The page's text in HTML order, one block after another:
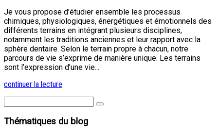
Je vous propose d’étudier ensemble les processus
chimiques, physiologiques, énergétiques et émotionnels des
différents terrains en intégrant plusieurs disciplines,
notamment les traditions anciennes et leur rapport avec la
sphère dentaire. Selon le terrain propre à chacun, notre
parcours de vie s’exprime de manière unique. Les terrains
sont l’expression d’une vie...
continuer la lecture
Thématiques du blog